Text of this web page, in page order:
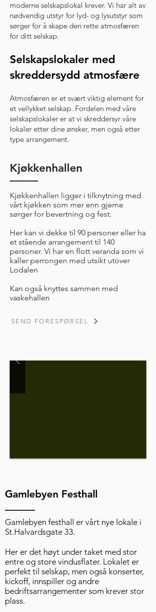
moderne selskapslokal krever. Vi har alt av
nødvendig utstyr for lyd- og lysutstyr som
sørger for å skape den rette atmosfæren
for ditt selskap.
Selskapslokaler med
skreddersydd atmosfære
Atmosfæren er et svært viktig element for
et vellykket selskap. Fordelen med våre
selskapslokaler er at vi skreddersyr våre
lokaler etter dine ønsker, men også etter
type arrangement.
Kjøkkenhallen
Kjøkkenhallen ligger i tilknytning med
vårt kjøkken som mer enn gjerne
sørger for bevertning og fest.
Her kan vi dekke til 90 personer eller ha
et stående arrangement til 140
personer. Vi har en flott veranda som vi
kaller perrongen med utsikt utover
Lodalen
Kan også knyttes sammen med
vaskehallen
SEND FORESPØRSEL
Gamlebyen Festhall
Gamlebyen festhall er vårt nye lokale i
St.Halvardsgate 33.
Her er det høyt under taket med stor
entre og store vindusflater. Lokalet er
perfekt til selskap, men også konserter,
kickoff, innspiller og andre
bedriftsarrangementer som krever stor
plass.